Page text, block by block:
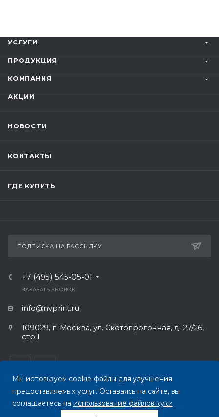
УСЛУГИ
ПРОДУКЦИЯ
КОМПАНИЯ
АКЦИИ
НОВОСТИ
КОНТАКТЫ
ГДЕ КУПИТЬ
ПОДПИСКА НА РАССЫЛКУ
+7 (495) 545-05-01
ЗАКАЗАТЬ ЗВОНОК
info@nvprint.ru
109029, г. Москва, ул. Скотопрогонная, д. 27/26,
стр.1
ПОЛИТИКА КОНФИДЕНЦИАЛЬНОСТИ
Мы используем cookie-файлы для улучшения
предоставляемых услуг. Оставаясь на сайте, вы
соглашаетесь на использование файлов куки